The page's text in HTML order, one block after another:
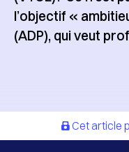
l’objectif «
(ADP), qui veut
Cet article